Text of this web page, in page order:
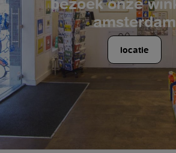
amsterdam
locatie